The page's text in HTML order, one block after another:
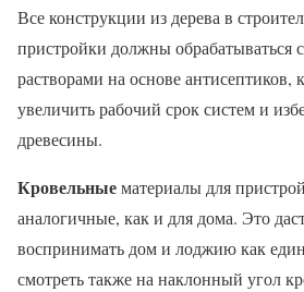
Все конструкции из дерева в
пристройки должны обрабатываться
растворами на основе антисептиков,
увеличить рабочий срок систем и
древесины.
Кровельныематериалы для
аналогичные, как и для дома. Это
воспринимать дом и лоджию как
смотреть также на наклонный угол